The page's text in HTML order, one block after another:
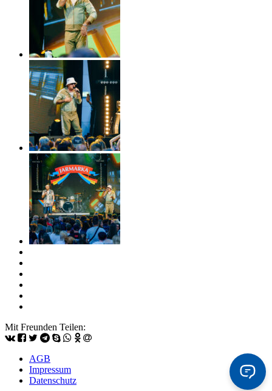
Mit Freunden Teilen:
AGB
Impressum
Datenschutz